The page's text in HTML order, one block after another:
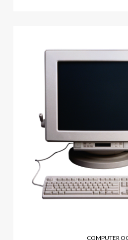
COMPUTER